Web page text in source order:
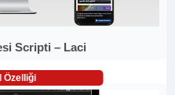
Scripti – Laci
Özelliği